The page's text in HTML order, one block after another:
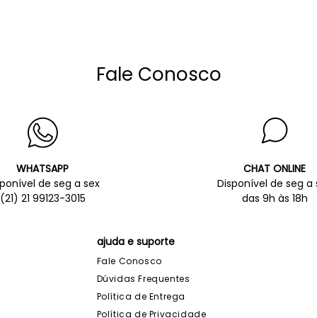
Fale Conosco
WHATSAPP
de seg a sex
(21) 21 99123-3015
CHAT ONLINE
Disponível de seg a
das 9h às 18h
ajuda e suporte
Fale Conosco
Dúvidas Frequentes
Política de Entrega
Política de Privacidade